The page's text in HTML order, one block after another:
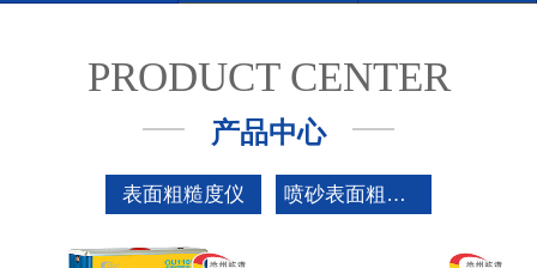
PRODUCT CENTER
产品中心
表面粗糙度仪 喷砂表面粗糙度仪